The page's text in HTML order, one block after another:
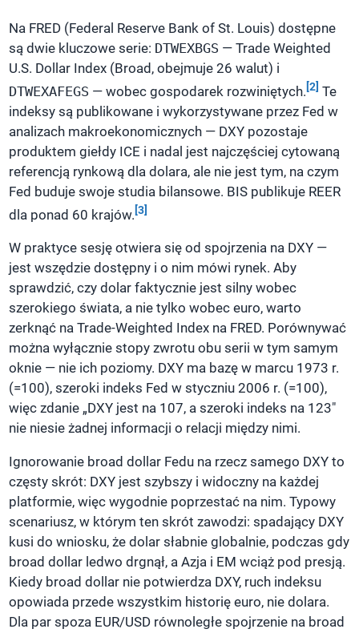
Na FRED (Federal Reserve Bank of St. Louis) dostępne
są dwie kluczowe serie: DTWEXBGS — Trade Weighted
U.S. Dollar Index (Broad, obejmuje 26 walut) i
DTWEXAFEGS — wobec gospodarek rozwiniętych.[2] Te
indeksy są publikowane i wykorzystywane przez Fed w
analizach makroekonomicznych — DXY pozostaje
produktem giełdy ICE i nadal jest najczęściej cytowaną
referencją rynkową dla dolara, ale nie jest tym, na czym
Fed buduje swoje studia bilansowe. BIS publikuje REER
dla ponad 60 krajów.[3]
W praktyce sesję otwiera się od spojrzenia na DXY —
jest wszędzie dostępny i o nim mówi rynek. Aby
sprawdzić, czy dolar faktycznie jest silny wobec
szerokiego świata, a nie tylko wobec euro, warto
zerknąć na Trade-Weighted Index na FRED. Porównywać
można wyłącznie stopy zwrotu obu serii w tym samym
oknie — nie ich poziomy. DXY ma bazę w marcu 1973 r.
(=100), szeroki indeks Fed w styczniu 2006 r. (=100),
więc zdanie „DXY jest na 107, a szeroki indeks na 123"
nie niesie żadnej informacji o relacji między nimi.
Ignorowanie broad dollar Fedu na rzecz samego DXY to
częsty skrót: DXY jest szybszy i widoczny na każdej
platformie, więc wygodnie poprzestać na nim. Typowy
scenariusz, w którym ten skrót zawodzi: spadający DXY
kusi do wniosku, że dolar słabnie globalnie, podczas gdy
broad dollar ledwo drgnął, a Azja i EM wciąż pod presją.
Kiedy broad dollar nie potwierdza DXY, ruch indeksu
opowiada przede wszystkim historię euro, nie dolara.
Dla par spoza EUR/USD równoległe spojrzenie na broad